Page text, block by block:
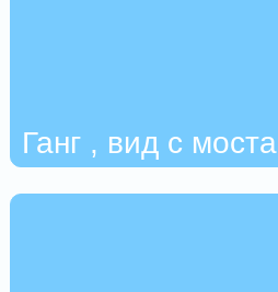
Ганг , вид с моста